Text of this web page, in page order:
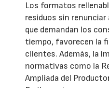
Los formatos
residuos sin renunciar
que demandan los
tiempo, favorecen la
clientes. Además, la
normativas como la
Ampliada del